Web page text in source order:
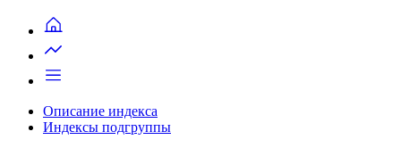
Описание индекса
Индексы подгруппы